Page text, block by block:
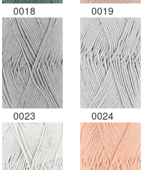
0018 0019
0023 0024